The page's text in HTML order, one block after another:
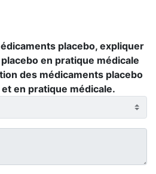
placebo, expliquer
en pratique médicale
des médicaments placebo
en pratique médicale.